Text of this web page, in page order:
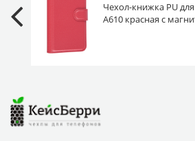
Чехол-книжка PU для
A610 красная с